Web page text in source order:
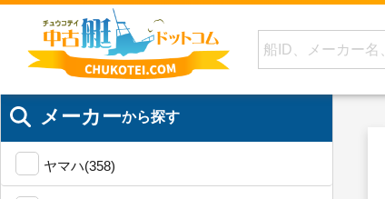
メーカーから探す
ヤマハ(358)